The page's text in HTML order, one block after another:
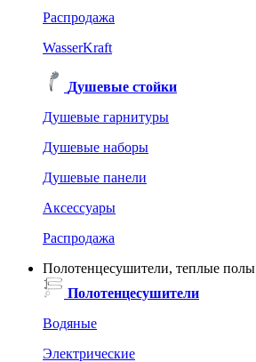
Распродажа
WasserKraft
Душевые стойки
Душевые гарнитуры
Душевые наборы
Душевые панели
Аксессуары
Распродажа
Полотенцесушители, теплые полы
Полотенцесушители
Водяные
Электрические